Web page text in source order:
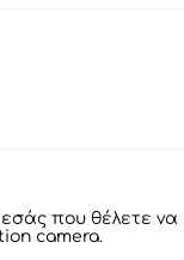
εσάς που θέλετε
camera.